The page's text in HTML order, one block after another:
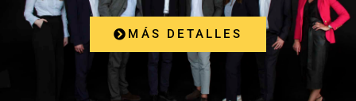
MÁS DETALLES